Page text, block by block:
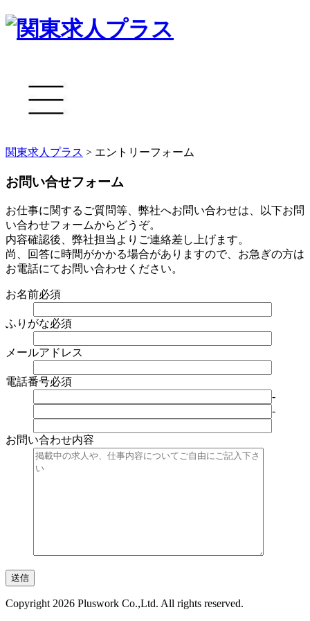
関東求人プラス > エントリーフォーム
お問い合せフォーム
お仕事に関するご質問等、弊社へお問い合わせは、以下お問
い合わせフォームからどうぞ。
内容確認後、弊社担当よりご連絡差し上げます。
尚、回答に時間がかかる場合がありますので、お急ぎの方は
お電話にてお問い合わせください。
お名前必須
ふりがな必須
メールアドレス
電話番号必須
-
-
お問い合わせ内容
Copyright 2026 Pluswork Co.,Ltd. All rights reserved.